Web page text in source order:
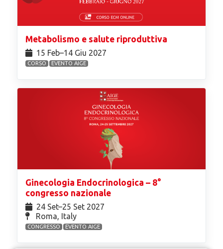
Metabolismo e salute riproduttiva
15 Feb⁠–14 Giu 2027
CORSO EVENTO AIGE
Ginecologia Endocrinologica – 8°
congresso nazionale
24 Set⁠–25 Set 2027
Roma, Italy
CONGRESSO EVENTO AIGE